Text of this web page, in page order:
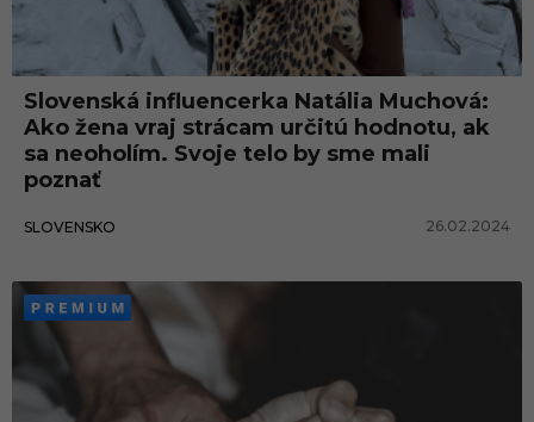
Slovenská influencerka Natália Muchová:
Ako žena vraj strácam určitú hodnotu, ak
sa neoholím. Svoje telo by sme mali
poznať
SLOVENSKO 26.02.2024